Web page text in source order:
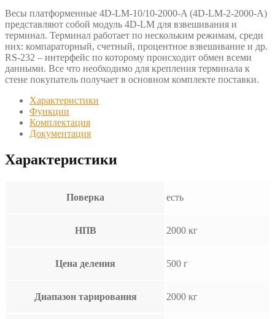
Весы платформенные 4D-LM-10/10-2000-A (4D-LM-2-2000-A)
представляют собой модуль 4D-LM для взвешивания и
терминал. Терминал работает по нескольким режимам, среди
них: компараторный, счетный, процентное взвешивание и др.
RS-232 – интерфейс по которому происходит обмен всеми
данными. Все что необходимо для крепления терминала к
стене покупатель получает в основном комплекте поставки.
Характеристики
Функции
Комплектация
Документация
Характеристики
Поверка есть
НПВ 2000 кг
Цена деления 500 г
Диапазон тарирования 2000 кг